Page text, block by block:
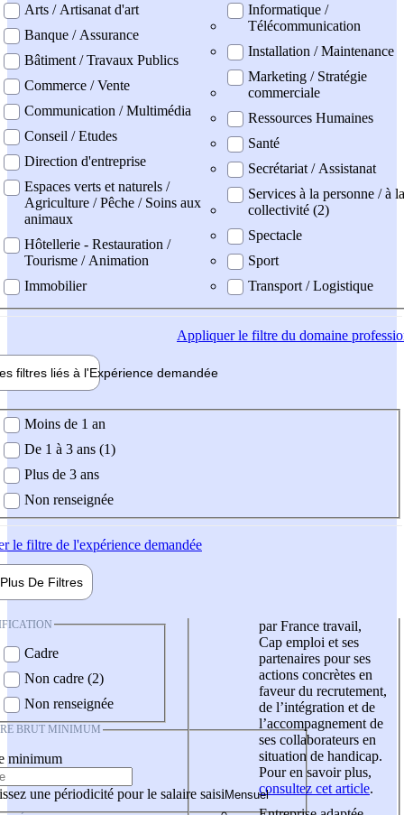
Arts / Artisanat d'art
Banque / Assurance
Bâtiment / Travaux Publics
Commerce / Vente
Communication / Multimédia
Conseil / Etudes
Direction d'entreprise
Espaces verts et naturels /
Agriculture / Pêche / Soins aux
animaux
Hôtellerie - Restauration /
Tourisme / Animation
Immobilier
Informatique /
Télécommunication
Installation / Maintenance
Marketing / Stratégie
commerciale
Ressources Humaines
Santé
Secrétariat / Assistanat
Services à la personne / à la
collectivité (2)
Spectacle
Sport
Transport / Logistique
Appliquerle filtre du domaine
filtres liés à l'Expérience demandée
demandée
Moins de 1 an
De 1 à 3 ans (1)
Plus de 3 ans
Non renseignée
le filtre de l'expérience demandée
Plus De Filtres
Cadre
Non cadre (2)
Non renseignée
BRUT MINIMUM
minimum
une périodicité pour le salaire saisi
par France travail,
Cap emploi et ses
partenaires pour ses
actions concrètes en
faveur du recrutement,
de l’intégration et de
l’accompagnement de
ses collaborateurs en
situation de handicap.
Pour en savoir plus,
consultez cet article.